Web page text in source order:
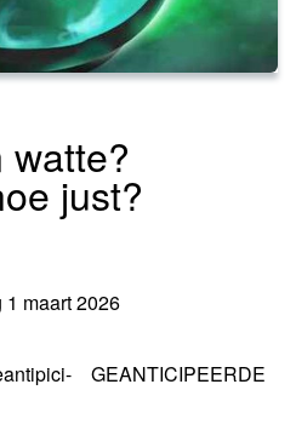
watte?
just?
1 maart 2026
GEANTICIPEERDE